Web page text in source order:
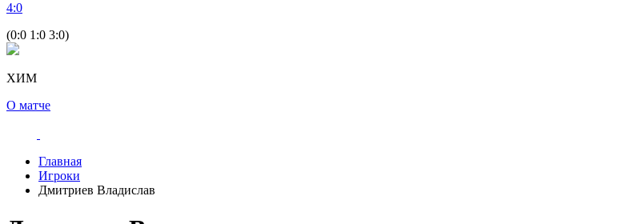
4:0
(0:0 1:0 3:0)
ХИМ
О матче
Главная
Игроки
Дмитриев Владислав